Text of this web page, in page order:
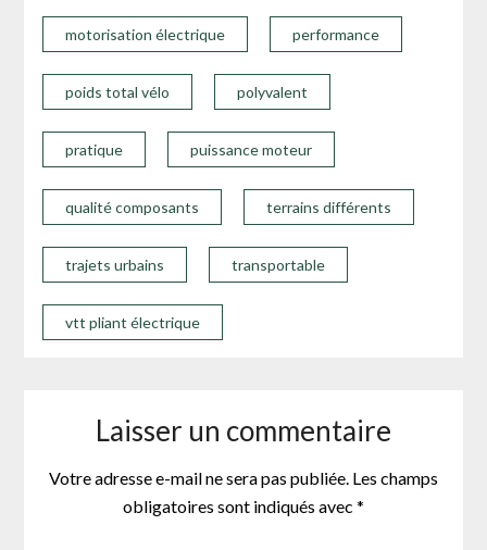
motorisation électrique performance
poids total vélo polyvalent
pratique puissance moteur
qualité composants terrains différents
trajets urbains transportable
vtt pliant électrique
Laisser un commentaire
Votre adresse e-mail ne sera pas publiée. Les champs
obligatoires sont indiqués avec *